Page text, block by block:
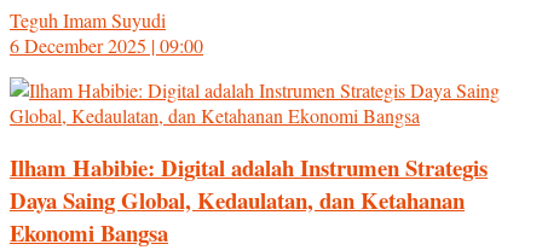
Teguh Imam Suyudi
6 December 2025 | 09:00
Ilham Habibie: Digital adalah Instrumen Strategis
Daya Saing Global, Kedaulatan, dan Ketahanan
Ekonomi Bangsa